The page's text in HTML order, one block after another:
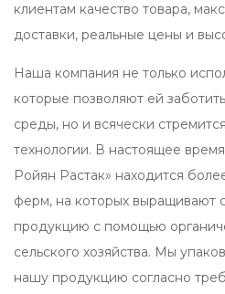
клиентам качество товара,
доставки, реальные цены и
Наша компания не только
которые позволяют ей
среды, но и всячески
технологии. В настоящее
Ройян Растак» находится
ферм, на которых выращивают
продукцию с помощью
сельского хозяйства. Мы
нашу продукцию согласно